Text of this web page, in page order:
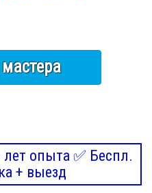
опыта ✅ Беспл.
+ выезд